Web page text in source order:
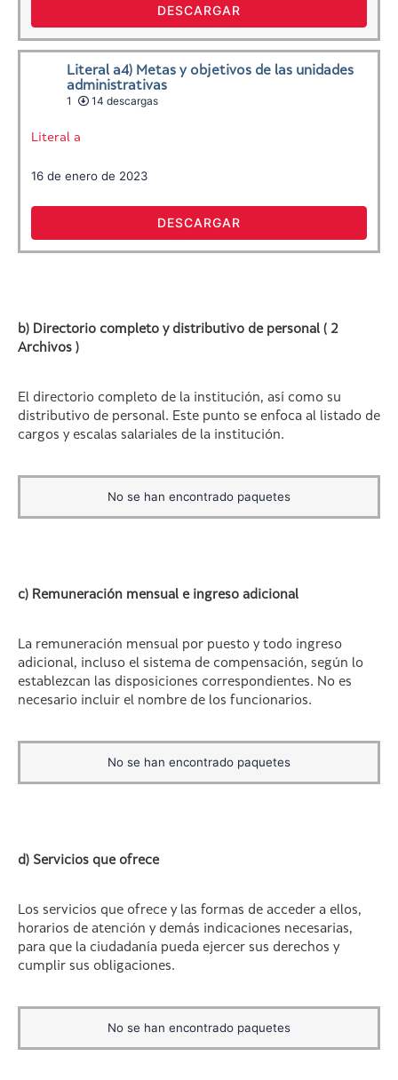
DESCARGAR
Literal a4) Metas y objetivos de las unidades
administrativas
1
14 descargas
Literal a
16 de enero de 2023
DESCARGAR
b) Directorio completo y distributivo de personal ( 2
Archivos )
El directorio completo de la institución, así como su
distributivo de personal. Este punto se enfoca al listado de
cargos y escalas salariales de la institución.
No se han encontrado paquetes
c) Remuneración mensual e ingreso adicional
La remuneración mensual por puesto y todo ingreso
adicional, incluso el sistema de compensación, según lo
establezcan las disposiciones correspondientes. No es
necesario incluir el nombre de los funcionarios.
No se han encontrado paquetes
d) Servicios que ofrece
Los servicios que ofrece y las formas de acceder a ellos,
horarios de atención y demás indicaciones necesarias,
para que la ciudadanía pueda ejercer sus derechos y
cumplir sus obligaciones.
No se han encontrado paquetes